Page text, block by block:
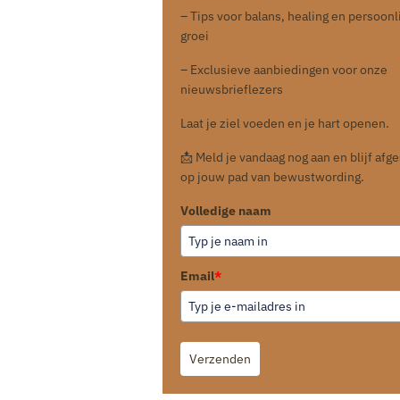
– Tips voor balans, healing en
groei
– Exclusieve aanbiedingen voor onze
nieuwsbrieflezers
Laat je ziel voeden en je hart openen.
📩 Meld je vandaag nog aan en blijf
op jouw pad van bewustwording.
Volledige naam
Email*
Verzenden